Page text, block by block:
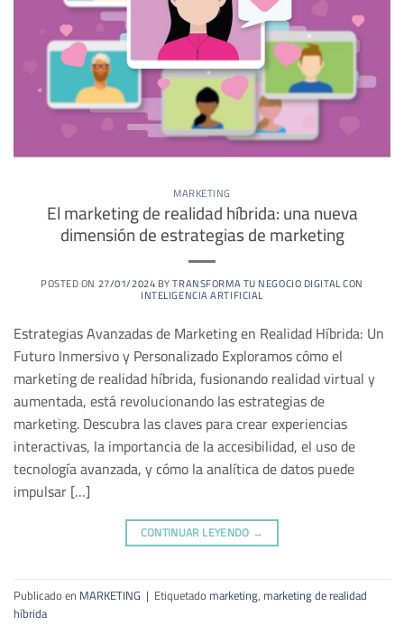
MARKETING
El marketing de realidad híbrida: una nueva
dimensión de estrategias de marketing
POSTED ON 27/01/2024BYTRANSFORMA TU NEGOCIO DIGITAL CON
INTELIGENCIA ARTIFICIAL
Estrategias Avanzadas de Marketing en Realidad Híbrida: Un
Futuro Inmersivo y Personalizado Exploramos cómo el
marketing de realidad híbrida, fusionando realidad virtual y
aumentada, está revolucionando las estrategias de
marketing. Descubra las claves para crear experiencias
interactivas, la importancia de la accesibilidad, el uso de
tecnología avanzada, y cómo la analítica de datos puede
impulsar […]
CONTINUAR LEYENDO →
Publicado en MARKETING | Etiquetado marketing, marketing de realidad
híbrida